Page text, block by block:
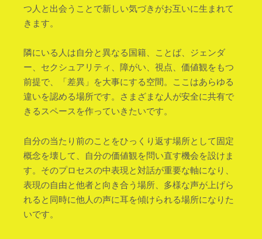
つ人と出会うことで新しい気づきがお互いに生まれて
きます。
隣にいる人は自分と異なる国籍、ことば、ジェンダ
ー、セクシュアリティ、障がい、視点、価値観をもつ
前提で、「差異」を大事にする空間。ここはあらゆる
違いを認める場所です。さまざまな人が安全に共有で
きるスペースを作っていきたいです。
自分の当たり前のことをひっくり返す場所として固定
概念を壊して、自分の価値観を問い直す機会を設けま
す。そのプロセスの中表現と対話が重要な軸になり、
表現の自由と他者と向き合う場所、多様な声が上げら
れると同時に他人の声に耳を傾けられる場所になりた
いです。